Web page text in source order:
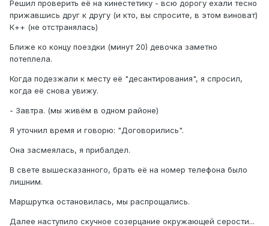
Решил проверить её на кинестетику - всю дорогу ехали тесно
прижавшись друг к другу (и кто, вы спросите, в этом виноват)
К++ (не отстранялась)
Ближе ко концу поездки (минут 20) девочка заметно
потеплела.
Когда подезжали к месту её "десантирования", я спросил,
когда её снова увижу.
- Завтра. (мы живём в одном районе)
Я уточнил время и говорю: "Договорились".
Она засмеялась, я прибалдел.
В свете вышесказанного, брать её на номер телефона было
лишним.
Маршрутка остановилась, мы распрощались.
Далее наступило скучное созерцание окружающей серости...